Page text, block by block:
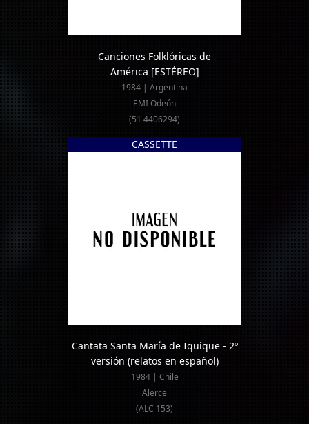
Canciones Folklóricas de
América [ESTÉREO]
1984 | Argentina
EMI Odeón
(51 4406294)
CASSETTE
Cantata Santa María de Iquique - 2º
versión (relatos en español)
1984 | Chile
Alerce
(ALC 153)